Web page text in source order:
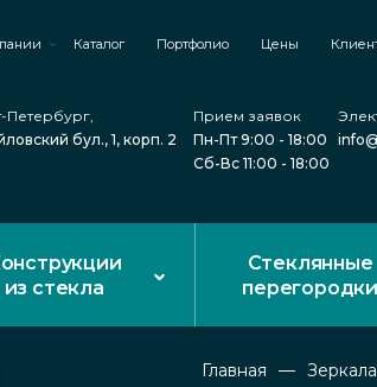
Каталог Портфолио Цены
Петербург,
бул., 1, корп. 2
Прием заявок
Пн-Пт 9:00 - 18:00
Сб-Вс 11:00 - 18:00
из стекла
Стеклянные
перегородки
Главная